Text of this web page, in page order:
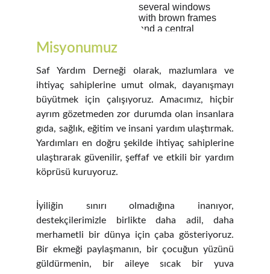
Saf Yardım Derneği olarak, mazlumlara ve
ihtiyaç sahiplerine umut olmak, dayanışmayı
büyütmek için çalışıyoruz. Amacımız, hiçbir
ayrım gözetmeden zor durumda olan insanlara
gıda, sağlık, eğitim ve insani yardım ulaştırmak.
Yardımları en doğru şekilde ihtiyaç sahiplerine
ulaştırarak güvenilir, şeffaf ve etkili bir yardım
köprüsü kuruyoruz.
İyiliğin sınırı olmadığına inanıyor,
destekçilerimizle birlikte daha adil, daha
merhametli bir dünya için çaba gösteriyoruz.
Bir ekmeği paylaşmanın, bir çocuğun yüzünü
güldürmenin, bir aileye sıcak bir yuva
Misyonumuz